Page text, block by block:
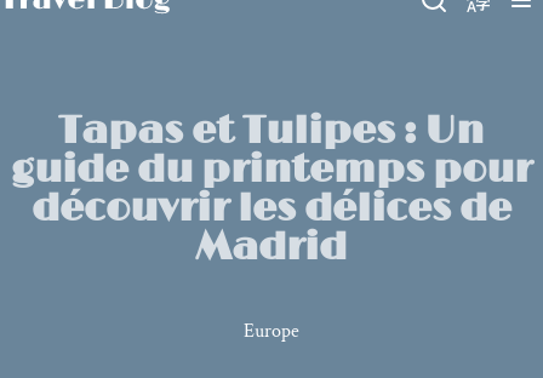
Tapas et Tulipes : Un
guide du printemps pour
découvrir les délices de
Madrid
Europe